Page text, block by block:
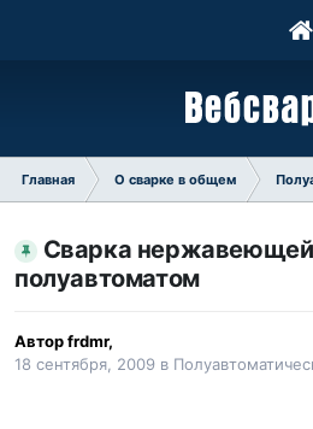
Главная О сварке в общем
Сварка нержавеющей
полуавтоматом
Авторfrdmr,
18 сентября, 2009 в